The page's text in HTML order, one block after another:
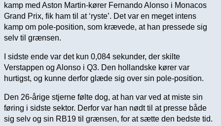
kamp med Aston Martin-kører Fernando Alonso i Monacos
Grand Prix, fik ham til at ‘ryste’. Det var en meget intens
kamp om pole-position, som krævede, at han pressede sig
selv til grænsen.
I sidste ende var det kun 0,084 sekunder, der skilte
Verstappen og Alonso i Q3. Den hollandske kører var
hurtigst, og kunne derfor glæde sig over sin pole-position.
Den 26-årige stjerne følte dog, at han var ved at miste sin
føring i sidste sektor. Derfor var han nødt til at presse både
sig selv og sin RB19 til grænsen, for at sætte den bedste tid.